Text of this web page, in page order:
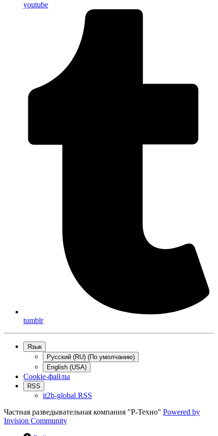
youtube
tumblr
Язык
Русский (RU) (По умолчанию)
English (USA)
Cookie-файлы
RSS
it2b-global RSS
Частная разведывательная компания "Р-Техно" Powered by
Invision Community